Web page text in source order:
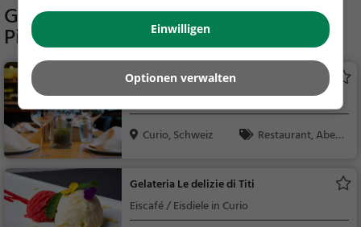
Gaststätten in der Nähe von
Picknickplatz Cima Pianca
Osterio Grotto Fonti
Restaurant in Curio
Curio, Schweiz
Restaurant, Aben
Gelateria Le delizie di Titi
Eiscafé / Eisdiele in Curio
Einwilligen
Optionen verwalten